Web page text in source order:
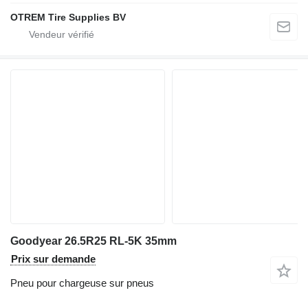
OTREM Tire Supplies BV
Goodyear 26.5R25 RL-5K 35mm
Prix sur demande
Pneu pour chargeuse sur pneus